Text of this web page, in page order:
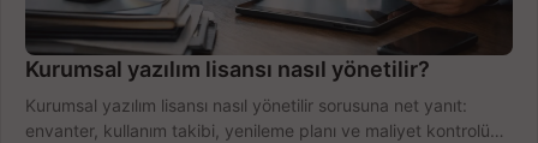
Kurumsal yazılım lisansı nasıl yönetilir?
Kurumsal yazılım lisansı nasıl yönetilir sorusuna net yanıt:
envanter, kullanım takibi, yenileme planı ve maliyet kontrolü